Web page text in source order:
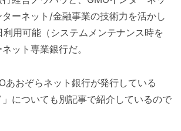
ターネット/金融事業の技術力を活かし
用可能（システムメンテナンス時を
ット専業銀行だ。
あおぞらネット銀行が発行している
」についても別記事で紹介しているので